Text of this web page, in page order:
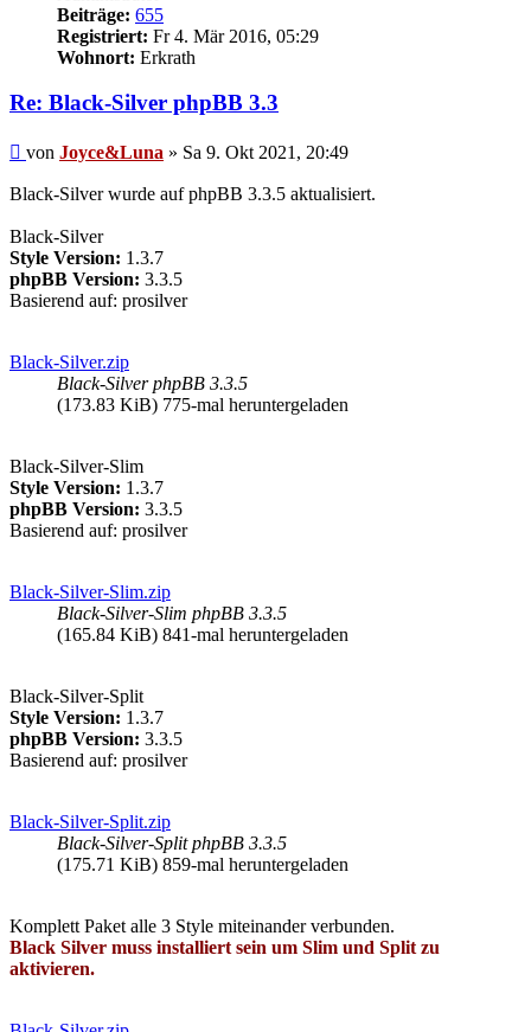
Beiträge: 655
Registriert: Fr 4. Mär 2016, 05:29
Wohnort: Erkrath
Re: Black-Silver phpBB 3.3
Beitrag
von Joyce&Luna » Sa 9. Okt 2021, 20:49
Black-Silver wurde auf phpBB 3.3.5 aktualisiert.
Black-Silver
Style Version: 1.3.7
phpBB Version: 3.3.5
Basierend auf: prosilver
Black-Silver.zip
Black-Silver phpBB 3.3.5
(173.83 KiB) 775-mal heruntergeladen
Black-Silver-Slim
Style Version: 1.3.7
phpBB Version: 3.3.5
Basierend auf: prosilver
Black-Silver-Slim.zip
Black-Silver-Slim phpBB 3.3.5
(165.84 KiB) 841-mal heruntergeladen
Black-Silver-Split
Style Version: 1.3.7
phpBB Version: 3.3.5
Basierend auf: prosilver
Black-Silver-Split.zip
Black-Silver-Split phpBB 3.3.5
(175.71 KiB) 859-mal heruntergeladen
Komplett Paket alle 3 Style miteinander verbunden.
Black Silver muss installiert sein um Slim und Split zu
aktivieren.